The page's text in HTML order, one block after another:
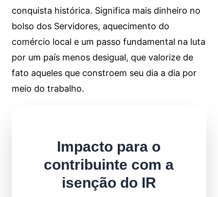
conquista histórica. Significa mais dinheiro no
bolso dos Servidores, aquecimento do
comércio local e um passo fundamental na luta
por um país menos desigual, que valorize de
fato aqueles que constroem seu dia a dia por
meio do trabalho.
Impacto para o
contribuinte com a
isenção do IR